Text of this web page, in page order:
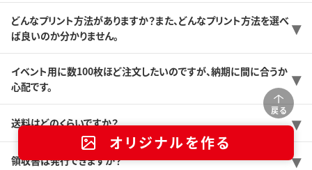
戻る
オリジナルを作る
どんなプリント方法がありますか？また、どんなプリント方法を選べ
ば良いのか分かりません。
イベント用に数100枚ほど注文したいのですが、納期に間に合うか
心配です。
送料はどのくらいですか？
領収書は発行できますか？